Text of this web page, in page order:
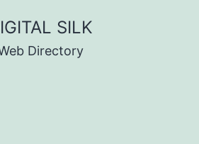
SILK
Directory